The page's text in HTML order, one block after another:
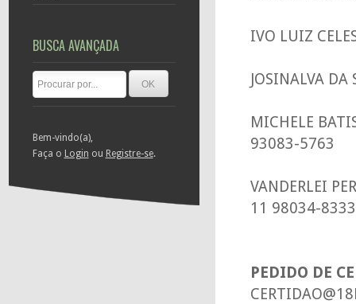
BUSCA AVANÇADA
Bem-vindo(a),
Faça o Login ou Registre-se.
IVO LUIZ
JOSINALVA
MICHELE
93083-5763
VANDERLEI
11 98034-8333
PEDIDO DE